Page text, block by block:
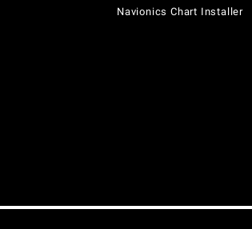
Navionics Chart Installer